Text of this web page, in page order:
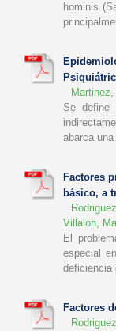
hominis
Se define
abarca
Factores
básico, a
Villalon,
El
especial
deficiencia
Factores